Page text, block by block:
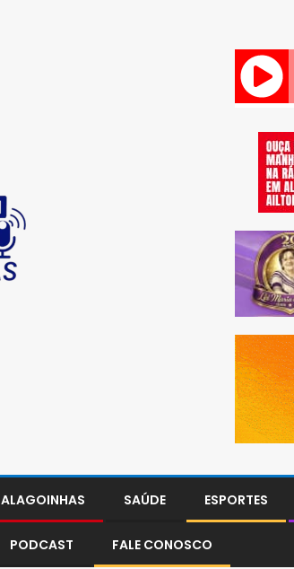
ALAGOINHAS SAÚDE ESPORTES
PODCAST FALE CONOSCO